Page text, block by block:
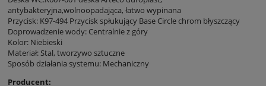
antybakteryjna,wolnoopadająca, łatwo wypinana
Przycisk: K97-494 Przycisk spłukujący Base Circle chrom błyszczący
Doprowadzenie wody: Centralnie z góry
Kolor: Niebieski
Materiał: Stal, tworzywo sztuczne
Sposób działania systemu: Mechaniczny
Producent: